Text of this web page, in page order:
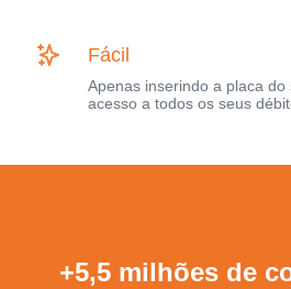
Fácil
Apenas inserindo a placa
acesso a todos os seus
+5,5 milhões de